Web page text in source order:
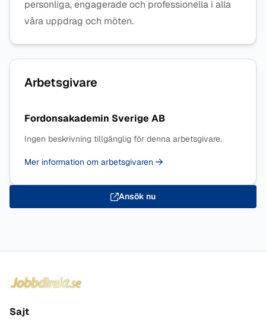
personliga, engagerade och professionella i alla
våra uppdrag och möten.
Arbetsgivare
Fordonsakademin Sverige AB
Ingen beskrivning tillgänglig för denna arbetsgivare.
Mer information om arbetsgivaren
Ansök nu
Sajt